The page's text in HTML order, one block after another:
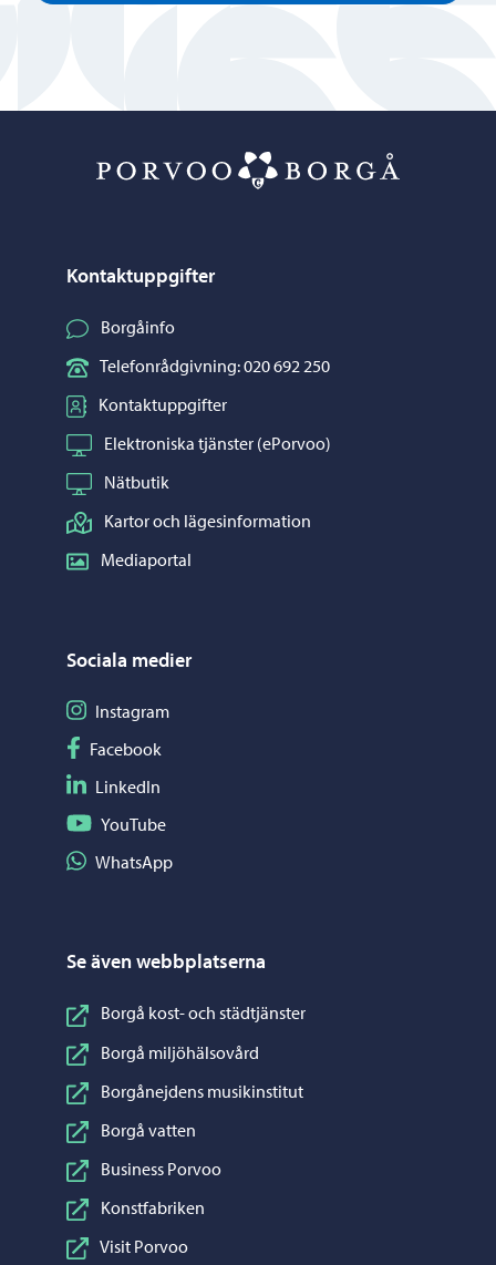
Kontaktuppgifter
Borgåinfo
Telefonrådgivning: 020 692 250
Kontaktuppgifter
Elektroniska tjänster (ePorvoo)
Nätbutik
Kartor och lägesinformation
Mediaportal
Sociala medier
Följ på Instagram
Instagram
Följ på Facebook
Facebook
Följ på LinkedIn
LinkedIn
Följ på YouTube
YouTube
Dela på WhatsApp
WhatsApp
Se även webbplatserna
Borgå kost- och städtjänster
Borgå miljöhälsovård
Borgånejdens musikinstitut
Borgå vatten
Business Porvoo
Konstfabriken
Visit Porvoo